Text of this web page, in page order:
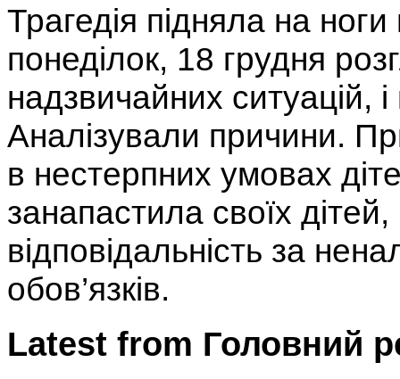
Трагедія підняла на
понеділок, 18 грудня
надзвичайних ситуацій,
Аналізували причини.
в нестерпних умовах
занапастила своїх
відповідальність за
обов’язків.
Latest from Головний